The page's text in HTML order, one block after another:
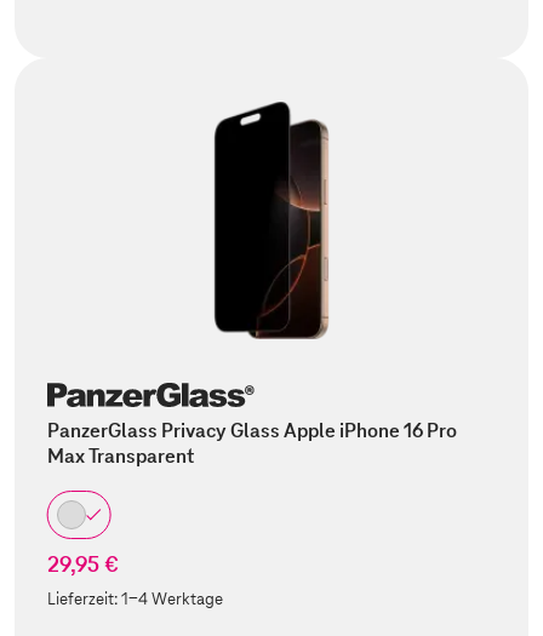
PanzerGlass Privacy Glass Apple iPhone 16 Pro
Max Transparent
29,95 €
Lieferzeit:1-4 Werktage